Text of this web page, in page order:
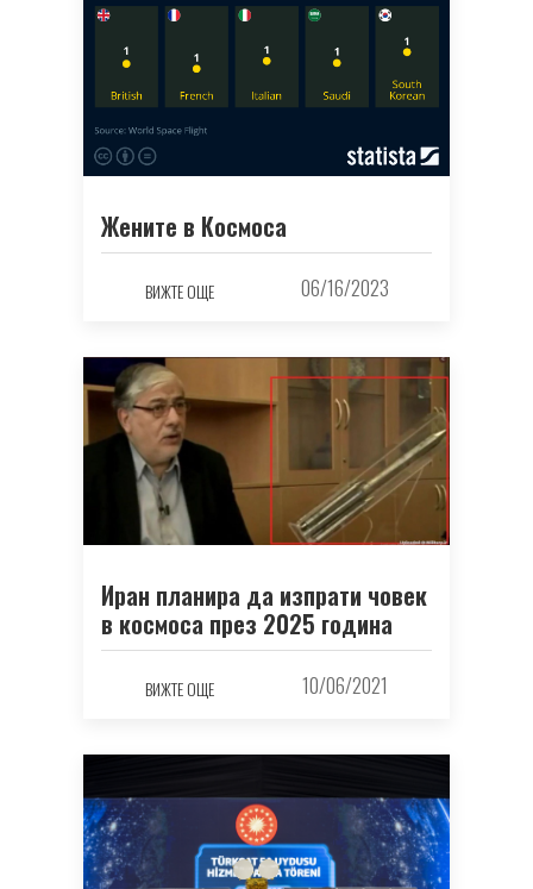
Жените в Космоса
ВИЖТЕ ОЩЕ 06/16/2023
Иран планира да изпрати човек
в космоса през 2025 година
ВИЖТЕ ОЩЕ 10/06/2021